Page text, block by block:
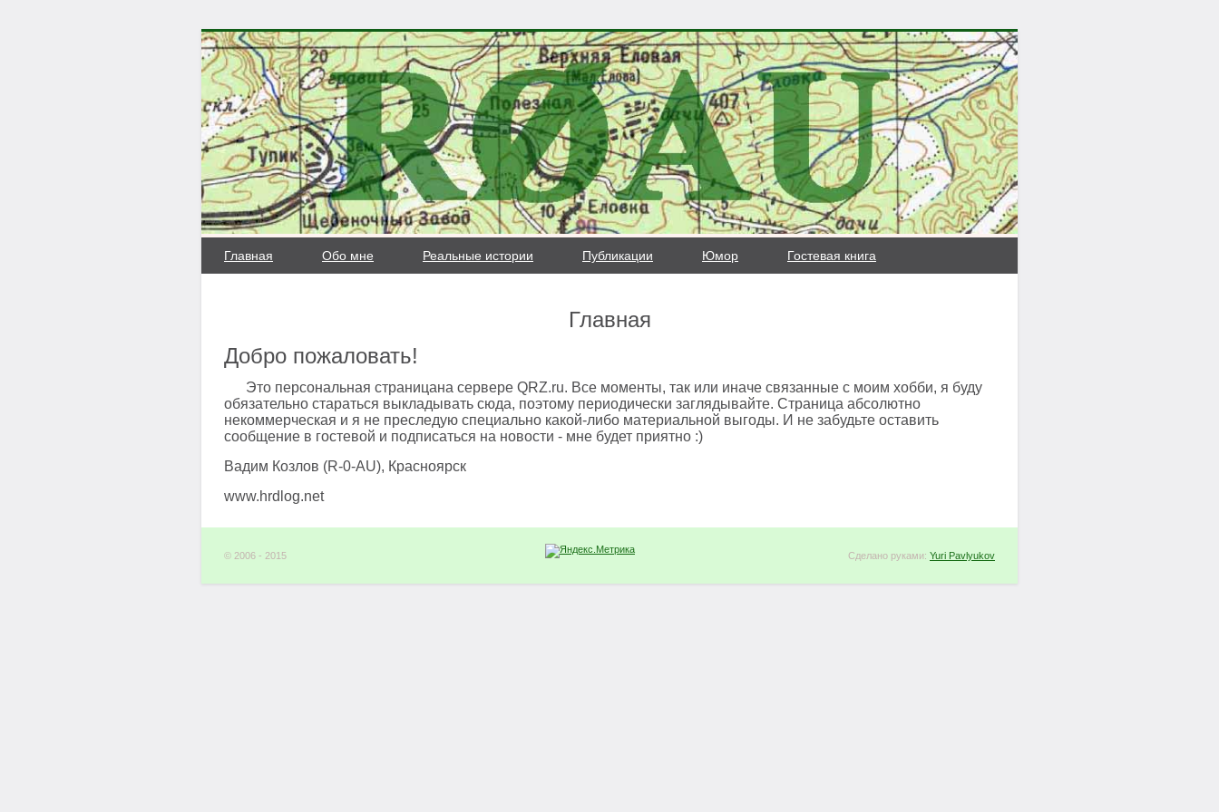
Главная Обо мне Реальные истории Публикации Юмор Гостевая книга
Главная
Добро пожаловать!
Это персональная страницана сервере QRZ.ru. Все моменты, так или иначе связанные с моим хобби, я буду
обязательно стараться выкладывать сюда, поэтому периодически заглядывайте. Страница абсолютно
некоммерческая и я не преследую специально какой-либо материальной выгоды. И не забудьте оставить
сообщение в гостевой и подписаться на новости - мне будет приятно :)
Вадим Козлов (R-0-AU), Красноярск
www.hrdlog.net
© 2006 - 2015 Сделано руками: Yuri Pavlyukov